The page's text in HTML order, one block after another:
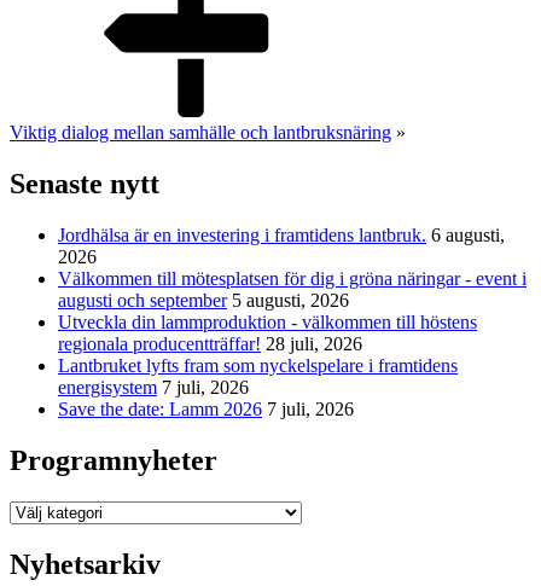
Viktig dialog mellan samhälle och lantbruksnäring »
Senaste nytt
Jordhälsa är en investering i framtidens lantbruk. 6 augusti,
2026
Välkommen till mötesplatsen för dig i gröna näringar - event i
augusti och september 5 augusti, 2026
Utveckla din lammproduktion - välkommen till höstens
regionala producentträffar! 28 juli, 2026
Lantbruket lyfts fram som nyckelspelare i framtidens
energisystem 7 juli, 2026
Save the date: Lamm 2026 7 juli, 2026
Programnyheter
Programnyheter
Nyhetsarkiv